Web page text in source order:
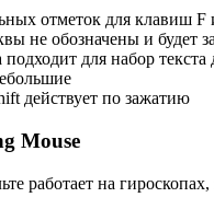
отметок для клавиш F
не обозначены и будет
подходит для набор
действует по зажатию
Mouse
работает на